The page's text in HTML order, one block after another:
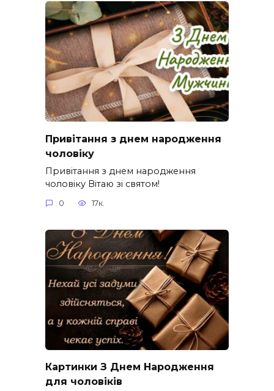
Привітання з днем народження
чоловіку
Привітання з днем народження
чоловіку Вітаю зі святом!
0 17к.
Картинки З Днем Народження
для чоловіків​